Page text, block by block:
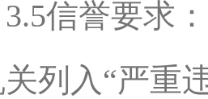
3.5信誉要求
列入“严重